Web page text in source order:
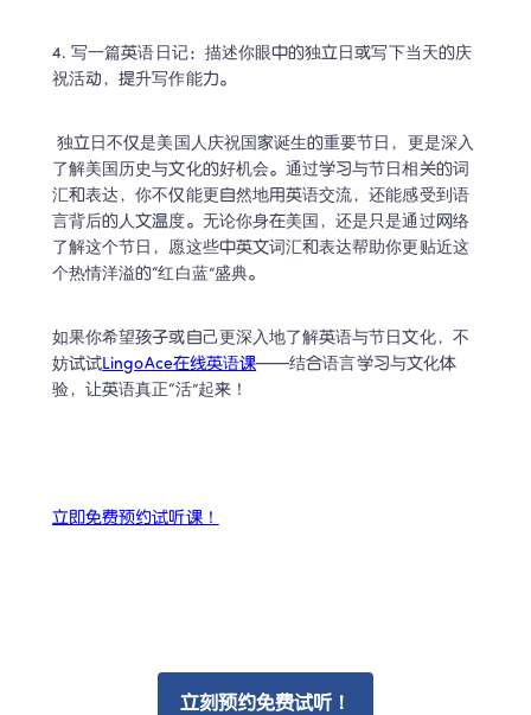
4. 写一篇英语日记：描述你眼中的独立日或写下当天的庆
祝活动，提升写作能力。
独立日不仅是美国人庆祝国家诞生的重要节日，更是深入
了解美国历史与文化的好机会。通过学习与节日相关的词
汇和表达，你不仅能更自然地用英语交流，还能感受到语
言背后的人文温度。无论你身在美国，还是只是通过网络
了解这个节日，愿这些中英文词汇和表达帮助你更贴近这
个热情洋溢的“红白蓝”盛典。
如果你希望孩子或自己更深入地了解英语与节日文化，不
妨试试LingoAce在线英语课——结合语言学习与文化体
验，让英语真正“活”起来！
立即免费预约试听课！
立刻预约免费试听！